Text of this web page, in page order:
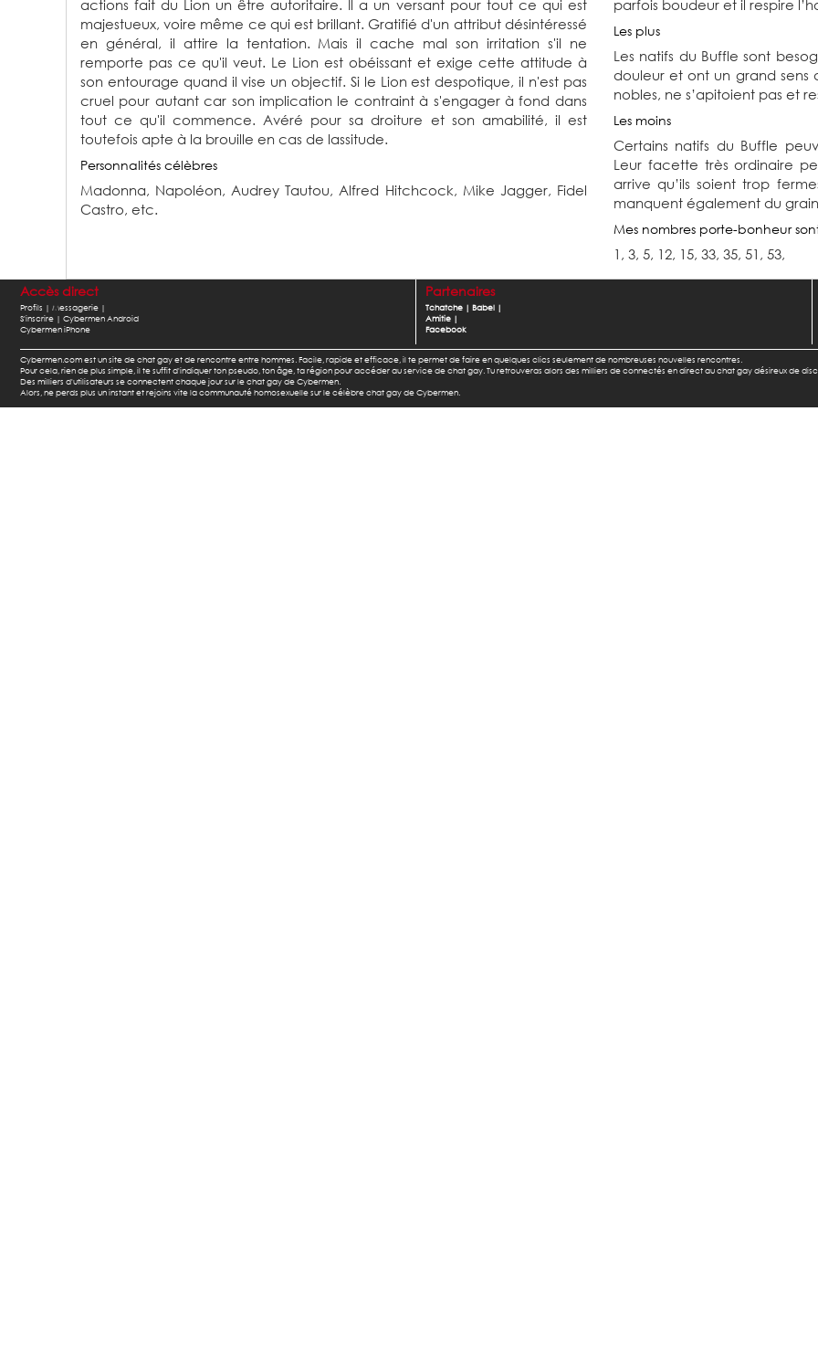
actions fait du Lion un être autoritaire. Il a un versant pour tout ce qui est
majestueux, voire même ce qui est brillant. Gratifié d'un attribut désintéressé
en général, il attire la tentation. Mais il cache mal son irritation s'il ne
remporte pas ce qu'il veut. Le Lion est obéissant et exige cette attitude à
son entourage quand il vise un objectif. Si le Lion est despotique, il n'est pas
cruel pour autant car son implication le contraint à s'engager à fond dans
tout ce qu'il commence. Avéré pour sa droiture et son amabilité, il est
toutefois apte à la brouille en cas de lassitude.
Personnalités célèbres
Madonna, Napoléon,Audrey Tautou,Alfred Hitchcock, Mike Jagger, Fidel
Castro, etc.
parfois boudeur et il respire
Les plus
Les natifs du Buffle sont
douleur et ont un grand sens
nobles, ne s’apitoient pas et
Les moins
Certains natifs du Buffle
Leur facette très ordinaire
arrive qu’ils soient trop
manquent également du
Mes nombres porte-bonheur
1, 3, 5, 12, 15, 33, 35, 51, 53,
Accès direct
Profils | Messagerie |
S'inscrire | Cybermen Android
Cybermen iPhone
Partenaires
Tchatche | Babel |
Amitie |
Facebook
Cybermen.com est un site de chat gay et de rencontre entre hommes. Facile, rapide et efficace, il te permet de faire en quelques clics seulement de nombreuses nouvelles rencontres.
Pour cela, rien de plus simple, il te suffit d'indiquer ton pseudo, ton âge, ta région pour accéder au service de chat gay. Tu retrouveras alors des milliers de connectés en direct au chat gay désireux de
Des milliers d'utilisateurs se connectent chaque jour sur le chat gay de Cybermen.
Alors, ne perds plus un instant et rejoins vite la communauté homosexuelle sur le célèbre chat gay de Cybermen.